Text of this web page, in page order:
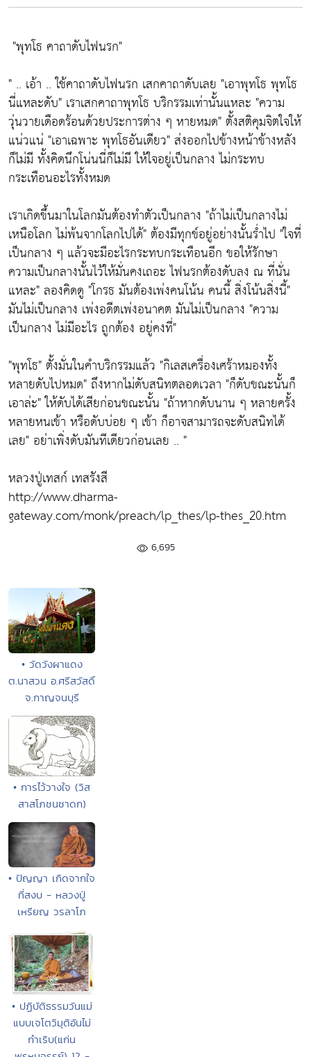
"พุทโธ คาถาดับไฟนรก"
" .. เอ้า .. ใช้คาถาดับไฟนรก เสกคาถาดับเลย "เอาพุทโธ พุทโธ
นี่แหละดับ" เราเสกคาถาพุทโธ บริกรรมเท่านั้นแหละ "ความ
วุ่นวายเดือดร้อนด้วยประการต่าง ๆ หายหมด"ตั้งสติคุมจิตใจให้
แน่วแน่ "เอาเฉพาะ พุทโธอันเดียว"ส่งออกไปข้างหน้าข้างหลัง
ก็ไม่มี ทั้งคิดนึกโน่นนี่ก็ไม่มี ให้ใจอยู่เป็นกลาง ไม่กระทบ
กระเทือนอะไรทั้งหมด
เราเกิดขึ้นมาในโลกมันต้องทำตัวเป็นกลาง "ถ้าไม่เป็นกลางไม่
เหนือโลก ไม่พ้นจากโลกไปได้"ต้องมีทุกข์อยู่อย่างนั้นร่ำไป "ใจที่
เป็นกลาง ๆ แล้วจะมีอะไรกระทบกระเทือนอีก ขอให้รักษา
ความเป็นกลางนั้นไว้ให้มั่นคงเถอะ ไฟนรกต้องดับลง ณ ที่นั่น
แหละ"ลองคิดดู "โกรธ มันต้องเพ่งคนโน้น คนนี้ สิ่งโน้นสิ่งนี้"
มันไม่เป็นกลาง เพ่งอดีตเพ่งอนาคต มันไม่เป็นกลาง "ความ
เป็นกลาง ไม่มีอะไร ถูกต้อง อยู่คงที่"
"พุทโธ"ตั้งมั่นในคำบริกรรมแล้ว "กิเลสเครื่องเศร้าหมองทั้ง
หลายดับไปหมด"ถึงหากไม่ดับสนิทตลอดเวลา "ก็ดับขณะนั้นก็
เอาล่ะ"ให้ดับได้เสียก่อนขณะนั้น "ถ้าหากดับนาน ๆ หลายครั้ง
หลายหนเข้า หรือดับบ่อย ๆ เข้า ก็อาจสามารถจะดับสนิทได้
เลย"อย่าเพิ่งดับมันทีเดียวก่อนเลย .. "
หลวงปู่เทสก์ เทสรังสี
http://www.dharma-
gateway.com/monk/preach/lp_thes/lp-thes_20.htm
6,695
• วัดวังผาแดง
ต.นาสวน อ.ศรีสวัสดิ์
จ.กาญจนบุรี
• การไว้วางใจ (วิส
สาสโภชนชาดก)
• ปัญญา เกิดจากใจ
ที่สงบ - หลวงปู่
เหรียญ วรลาโภ
• ปฏิบัติธรรมวันแม่
แบบเจโตวิมุติอันไม่
กำเริบ(แก่น